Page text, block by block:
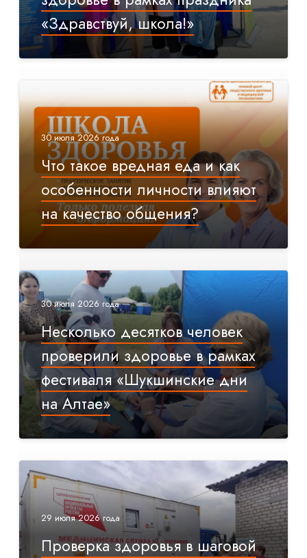
«Здравствуй, школа!»
30 июля 2026 года
Что такое вредная еда и как
особенности личности влияют
на качество общения?
30 июля 2026 года
Несколько десятков человек
проверили здоровье в рамках
фестиваля «Шукшинские дни
на Алтае»
29 июля 2026 года
Проверка здоровья в шаговой